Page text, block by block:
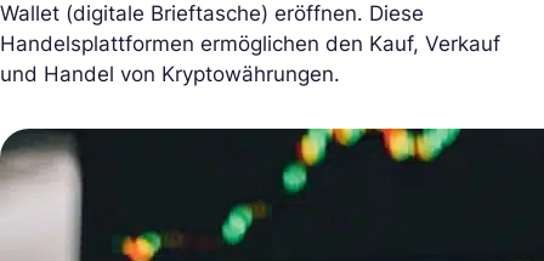
Wallet (digitale Brieftasche) eröffnen. Diese
Handelsplattformen ermöglichen den Kauf, Verkauf
und Handel von Kryptowährungen.